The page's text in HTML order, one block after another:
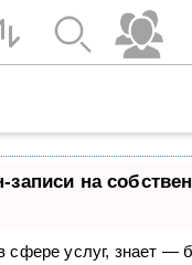
записи на
сфере услуг, знает —